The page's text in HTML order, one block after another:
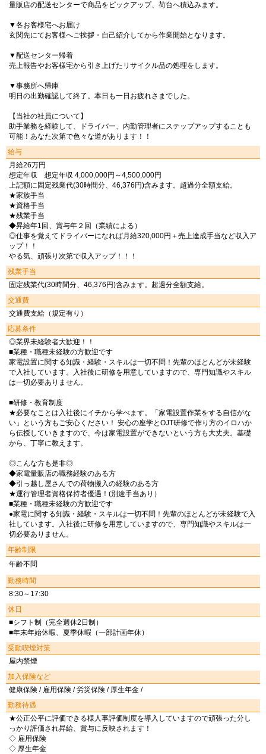
量販店の配送センターで商品をピックアップ、荷台へ積込みます。
▼各お客様宅へお届け
玄関先にてお客様へご挨拶・自己紹介してから作業開始となります。
▼配送センター帰着
売上報告やお客様宅から引き上げたリサイクル品の処理をします。
▼事務所へ帰庫
明日の出勤確認して終了。本日も一日お疲れさまでした。
【当社の社員について】
助手業務を経験して、ドライバー、内勤管理者にステップアップすることも
可能！あなた次第で色々な道があります！！
給与
月給26万円
想定年収 想定年収 4,000,000円～4,500,000円
上記額に固定残業代(30時間分、46,376円)含みます。超過分全額支給。
★家族手当
★資格手当
★残業手当
◆昇給年1回、賞与年２回（業績による）
◎仕事を覚えてドライバーになれば月給320,000円＋売上達成手当など収入ア
ップ！！
やる気、頑張り次第で収入アップ！！！
残業手当
固定残業代(30時間分、46,376円)含みます。超過分全額支給。
交通費
交通費支給（規定有り）
応募条件
◎業界未経験者大歓迎！！
■業種・職種未経験の方歓迎です
家電設置に関する知識・経験・スキルは一切不問！先輩のほとんどが未経験
で入社しています。入社後に研修を用意していますので、専門知識やスキル
は一切必要ありません。
■研修・教育制度
★必要なことは入社後にイチから学べます。「家電設置作業をする自信がな
い」という方もご安心ください！ 安心の座学とOJT研修で作り方のイロハか
ら伝授していきますので、今は家電設置ができないという方も大丈夫。基礎
から、丁寧に教えます。
◎こんな方も是非◎
◆家電量販店の職務経験のある方
◆引っ越し屋さんでの荷物搬入の経験のある方
★運行管理者資格保持者優遇！(別途手当あり）
■業種・職種未経験の方歓迎です
●家電に関する知識・経験・スキルは一切不問！先輩のほとんどが未経験で入
社しています。入社後に研修を用意していますので、専門知識やスキルは一
切必要ありません。
年齢制限
年齢不問
勤務時間
8:30～17:30
休日
■シフト制（完全週休2日制）
■年末年始休暇、夏季休暇（一部計画年休）
受動喫煙対策
屋内禁煙
加入保険など
健康保険 / 雇用保険 / 労災保険 / 厚生年金 /
勤務待遇
★公正公平に評価できる様人事評価制度を導入していますので頑張った分し
っかり評価され昇給、賞与に反映されます！
◇ 雇用保険
◇ 厚生年金